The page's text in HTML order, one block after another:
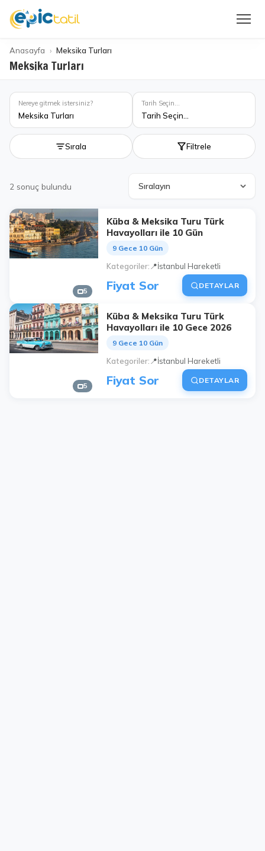
Anasayfa Meksika Turları
Meksika Turları
Nereye gitmek istersiniz?
Meksika Turları
Tarih Seçin...
Tarih Seçin...
Sırala Filtrele
2 sonuç bulundu
5
Küba & Meksika Turu Türk
Havayolları ile 10 Gün
9 Gece 10 Gün
Kategoriler 📍İstanbul Hareketli
Fiyat Sor DETAYLAR
5
Küba & Meksika Turu Türk
Havayolları ile 10 Gece 2026
9 Gece 10 Gün
Kategoriler 📍İstanbul Hareketli
Fiyat Sor DETAYLAR